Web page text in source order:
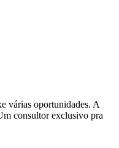
várias oportunidades. A
consultor exclusivo pra